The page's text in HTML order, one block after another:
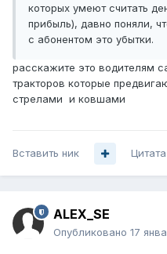
которых умеют считать
прибыль), давно поняли,
с абонентом это убытки.
расскажите это водителям
тракторов которые
стрелами и ковшами
Вставить ник Цитата
ALEX_SE
Опубликовано 17